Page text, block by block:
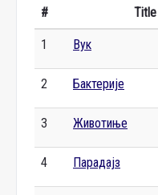
# Title
1 Вук
2 Бактерије
3 Животиње
4 Парадајз